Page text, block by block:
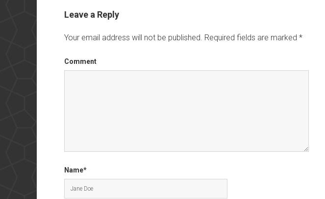
Leave a Reply
Your email address will not be published. Required fields are marked *
Comment
Name*